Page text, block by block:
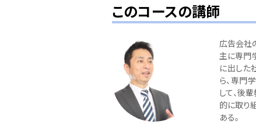
このコースの講師
広告会社
主に専門
に出した
ら、専門
して、後
的に取り
ある。